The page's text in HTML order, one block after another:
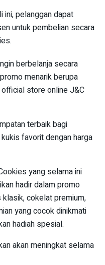
ini, pelanggan dapat
untuk pembelian secara
berbelanja secara
menarik berupa
store online J&C
terbaik bagi
favorit dengan harga
yang selama ini
hadir dalam promo
cokelat premium,
yang cocok dinikmati
hadiah spesial.
akan meningkat selama